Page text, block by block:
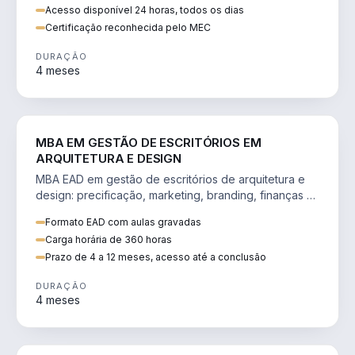
Acesso disponível 24 horas, todos os dias
Certificação reconhecida pelo MEC
DURAÇÃO
4 meses
MBA EM GESTÃO DE ESCRITÓRIOS EM
ARQUITETURA E DESIGN
MBA EAD em gestão de escritórios de arquitetura e
design: precificação, marketing, branding, finanças e
Formato EAD com aulas gravadas
Carga horária de 360 horas
Prazo de 4 a 12 meses, acesso até a conclusão
DURAÇÃO
4 meses